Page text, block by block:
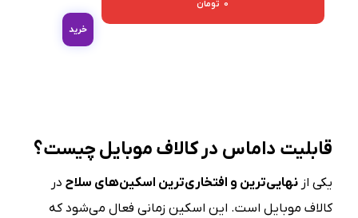
0 تومان
خرید
قابلیت داماس در کالاف موبایل چیست؟
یکی ازنهایی‌ترین و افتخاری‌ترین اسکین‌های سلاح در
کالاف موبایل است. این اسکین زمانی فعال می‌شود که